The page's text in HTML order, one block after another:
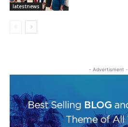
latestnews
- Advertisment -